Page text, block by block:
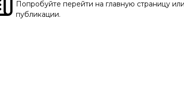
Попробуйте перейти на главную страницу
публикации.